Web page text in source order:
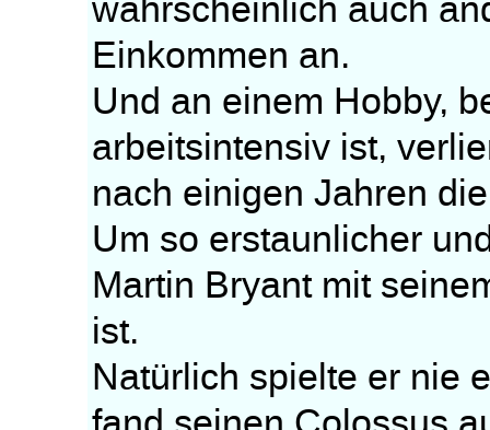
wahrscheinlich auch
Einkommen an.
Und an einem Hobby,
arbeitsintensiv ist,
nach einigen Jahren
Um so erstaunlicher
Martin Bryant mit
ist.
Natürlich spielte er nie